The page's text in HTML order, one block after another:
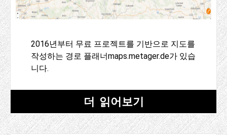
2016년부터 무료 프로젝트를 기반으로 지도를
작성하는 경로 플래너maps.metager.de가 있습
니다.
더 읽어보기